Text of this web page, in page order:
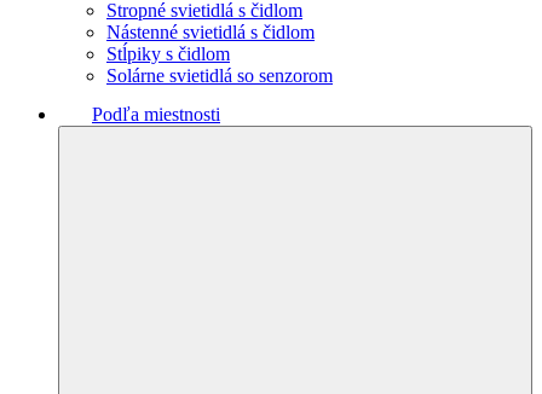
Stropné svietidlá s čidlom
Nástenné svietidlá s čidlom
Stĺpiky s čidlom
Solárne svietidlá so senzorom
Podľa miestnosti